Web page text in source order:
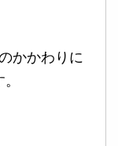
かかわりに